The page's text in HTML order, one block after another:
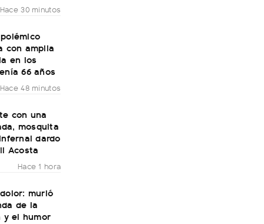
Hace 30 minutos
con amplia
en los
66 años
Hace 48 minutos
con una
mosquita
dardo
Acosta
Hace 1 hora
murió
de la
y el humor